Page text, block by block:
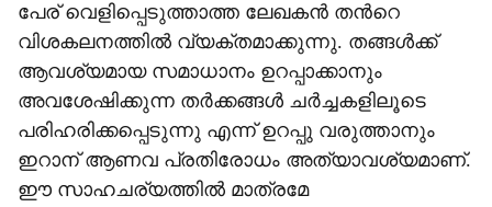
പേര് വെളിപ്പെടുത്താത്ത ലേഖകൻ തന്‍റെ
വിശകലനത്തിൽ വ്യക്തമാക്കുന്നു. തങ്ങൾക്ക്
ആവശ്യമായ സമാധാനം ഉറപ്പാക്കാനും
അവശേഷിക്കുന്ന തർക്കങ്ങൾ ചർച്ചകളിലൂടെ
പരിഹരിക്കപ്പെടുന്നു എന്ന് ഉറപ്പു വരുത്താനും
ഇറാന് ആണവ പ്രതിരോധം അത്യാവശ്യമാണ്.
ഈ സാഹചര്യത്തിൽ മാത്രമേ